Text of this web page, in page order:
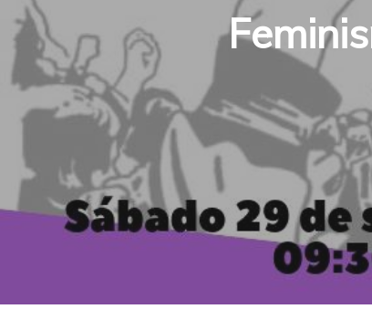
Hit enter to search or ESC to close